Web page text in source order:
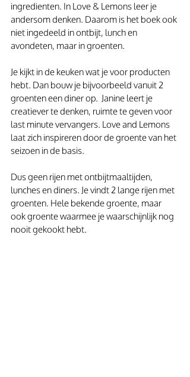
ingredienten. In Love & Lemons leer je
andersom denken. Daarom is het boek ook
niet ingedeeld in ontbijt, lunch en
avondeten, maar in groenten.
Je kijkt in de keuken wat je voor producten
hebt. Dan bouw je bijvoorbeeld vanuit 2
groenten een diner op.  Janine leert je
creatiever te denken, ruimte te geven voor
last minute vervangers. Love and Lemons
laat zich inspireren door de groente van het
seizoen in de basis.
Dus geen rijen met ontbijtmaaltijden,
lunches en diners. Je vindt 2 lange rijen met
groenten. Hele bekende groente, maar
ook groente waarmee je waarschijnlijk nog
nooit gekookt hebt.